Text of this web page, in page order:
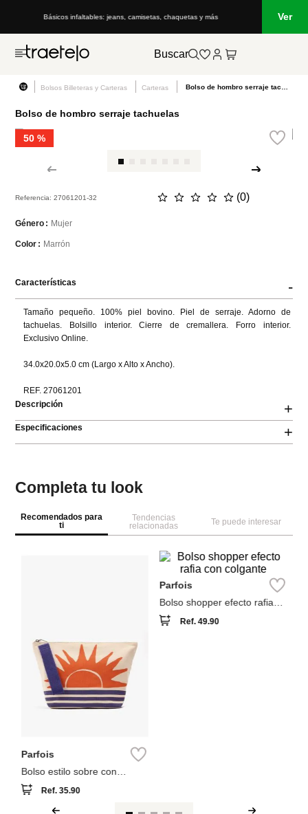
Básicos infaltables: jeans, camisetas, chaquetas y más Ver
Buscar
Bolsos Billeteras y Carteras Carteras
Bolso de hombro serraje tachuelas
50 %
Referencia:27061201-32 ☆ ☆ ☆ ☆ ☆ (0)
Género Mujer
Color Marrón
Características -
Tamaño pequeño. 100% piel bovino. Piel de serraje. Adorno de
tachuelas. Bolsillo interior. Cierre de cremallera. Forro interior.
Exclusivo Online.
34.0x20.0x5.0 cm (Largo x Alto x Ancho).
REF. 27061201
Descripción
+
Especificaciones +
Completa tu look
Recomendados para
ti
Tendencias
relacionadas
Te puede interesar
Parfois
Bolso estilo sobre con
estampado
Ref.35.90